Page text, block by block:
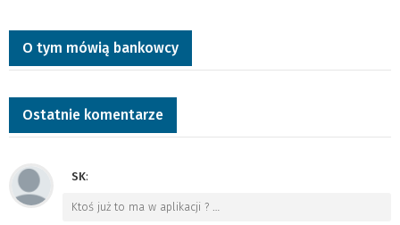
O tym mówią bankowcy
Ostatnie komentarze
SK:
Ktoś już to ma w aplikacji ?